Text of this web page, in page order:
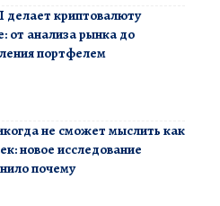
делает криптовалюту
от анализа рынка до
портфелем
не сможет мыслить как
новое исследование
почему